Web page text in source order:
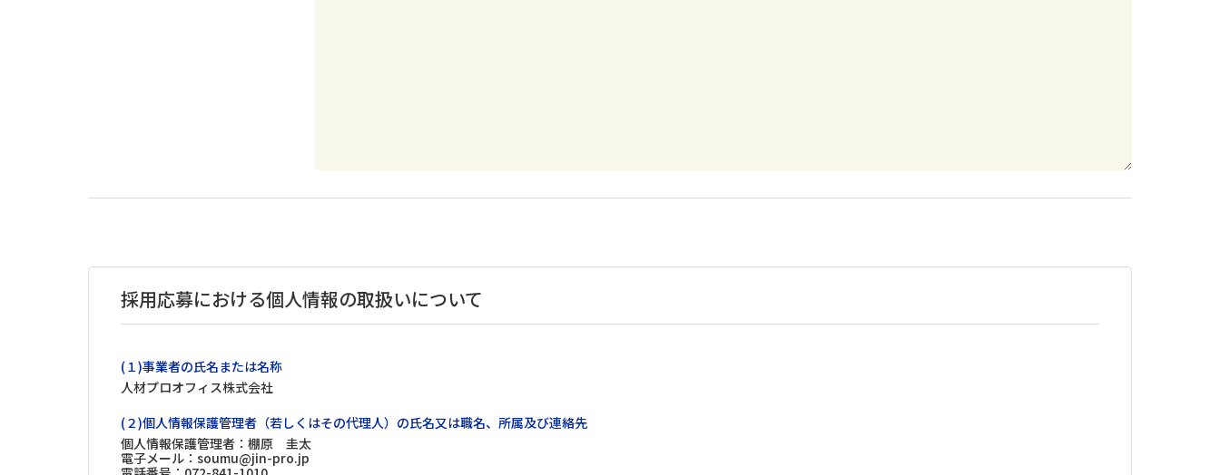
採用応募における個人情報の取扱いについて
(１)事業者の氏名または名称
人材プロオフィス株式会社
(２)個人情報保護管理者（若しくはその代理人）の氏名又は職名、所属及び連絡先
個人情報保護管理者：棚原 圭太
電子メール：soumu@jin-pro.jp